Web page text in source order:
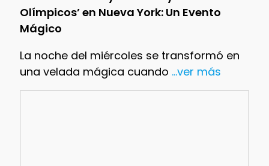
Olímpicos’ en Nueva York: Un Evento
Mágico
La noche del miércoles se transformó en
una velada mágica cuando ...ver más